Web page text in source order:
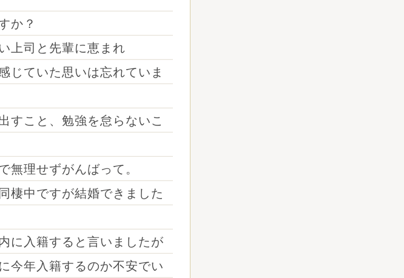
か？
上司と先輩に恵まれ
じていた思いは忘れていま
すこと、勉強を怠らないこ
無理せずがんばって。
棲中ですが結婚できました
に入籍すると言いましたが
今年入籍するのか不安でい